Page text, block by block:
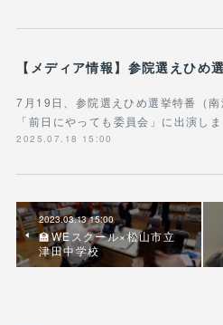
7月19日、参院選えひめ選挙特番（南
「前日にやっても委員会」に出演しま
2025.07.18 15:00
2023.03.13 15:00
🏫WEスクール×松山市立
津田中学校